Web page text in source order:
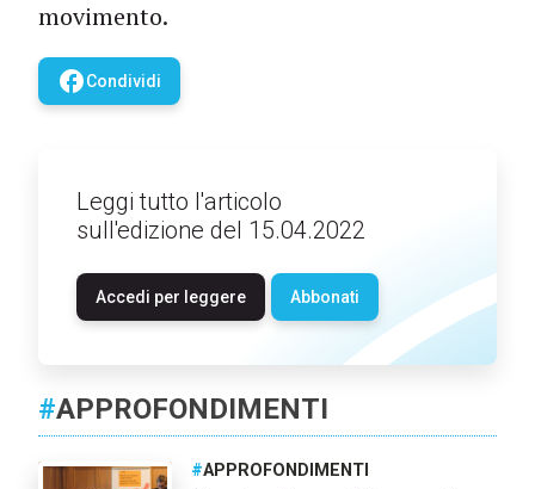
movimento.
facebookCondividi
Leggi tutto l'articolo
sull'edizione del 15.04.2022
Accedi per leggere Abbonati
#APPROFONDIMENTI
#APPROFONDIMENTI